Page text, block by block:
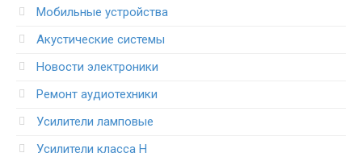
Мобильные устройства
Акустические системы
Новости электроники
Ремонт аудиотехники
Усилители ламповые
Усилители класса H